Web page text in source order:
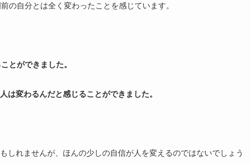
の自分とは全く変わったことを感じています。
とができました。
は変わるんだと感じることができました。
しれませんが、ほんの少しの自信が人を変えるのではないでしょう